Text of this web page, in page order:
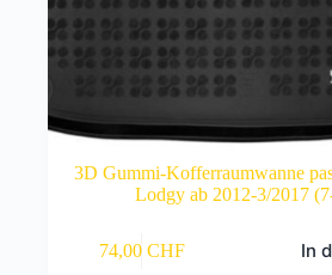
3D Gummi-Kofferraumwanne
Lodgy ab 2012-3/2017
74,00 CHF In